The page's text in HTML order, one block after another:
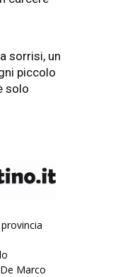
sorrisi, un
piccolo
solo
Marco